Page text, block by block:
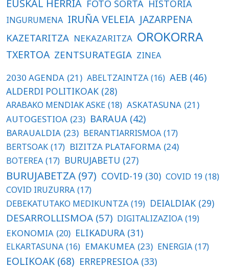
EUSKAL HERRIA FOTO SORTA HISTORIA
INGURUMENA IRUÑA VELEIA JAZARPENA
KAZETARITZA NEKAZARITZA OROKORRA
TXERTOA ZENTSURATEGIA ZINEA
2030 AGENDA (21) ABELTZAINTZA (16) AEB (46)
ALDERDI POLITIKOAK (28)
ARABAKO MENDIAK ASKE (18) ASKATASUNA (21)
AUTOGESTIOA (23) BARAUA (42)
BARAUALDIA (23) BERANTIARRISMOA (17)
BERTSOAK (17) BIZITZA PLATAFORMA (24)
BOTEREA (17) BURUJABETU (27)
BURUJABETZA (97) COVID-19 (30) COVID 19 (18)
COVID IRUZURRA (17)
DEBEKATUTAKO MEDIKUNTZA (19) DEIALDIAK (29)
DESARROLLISMOA (57) DIGITALIZAZIOA (19)
EKONOMIA (20) ELIKADURA (31)
ELKARTASUNA (16) EMAKUMEA (23) ENERGIA (17)
EOLIKOAK (68) ERREPRESIOA (33)